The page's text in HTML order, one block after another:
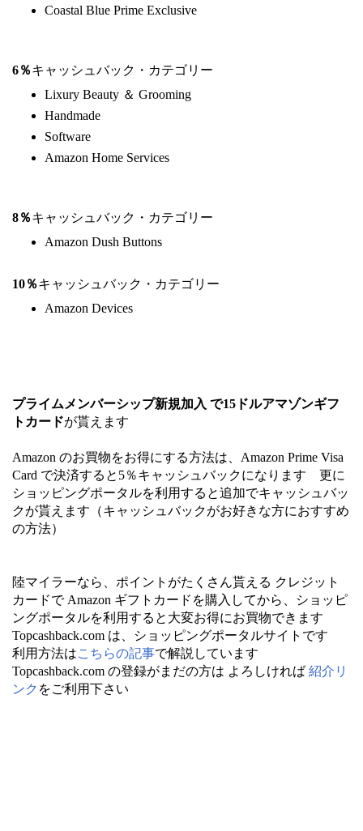
Coastal Blue Prime Exclusive
6％キャッシュバック・カテゴリー
Lixury Beauty ＆ Grooming
Handmade
Software
Amazon Home Services
8％キャッシュバック・カテゴリー
Amazon Dush Buttons
10％キャッシュバック・カテゴリー
Amazon Devices
プライムメンバーシップ新規加入 で15ドルアマゾンギフ
トカードが貰えます
Amazon のお買物をお得にする方法は、Amazon Prime Visa
Card で決済すると5％キャッシュバックになります 更に
ショッピングポータルを利用すると追加でキャッシュバッ
クが貰えます（キャッシュバックがお好きな方におすすめ
の方法）
陸マイラーなら、ポイントがたくさん貰える クレジット
カードで Amazon ギフトカードを購入してから、ショッピ
ングポータルを利用すると大変お得にお買物できます
Topcashback.com は、ショッピングポータルサイトです
利用方法はこちらの記事で解説しています
Topcashback.com の登録がまだの方は よろしければ 紹介リ
ンク をご利用下さい